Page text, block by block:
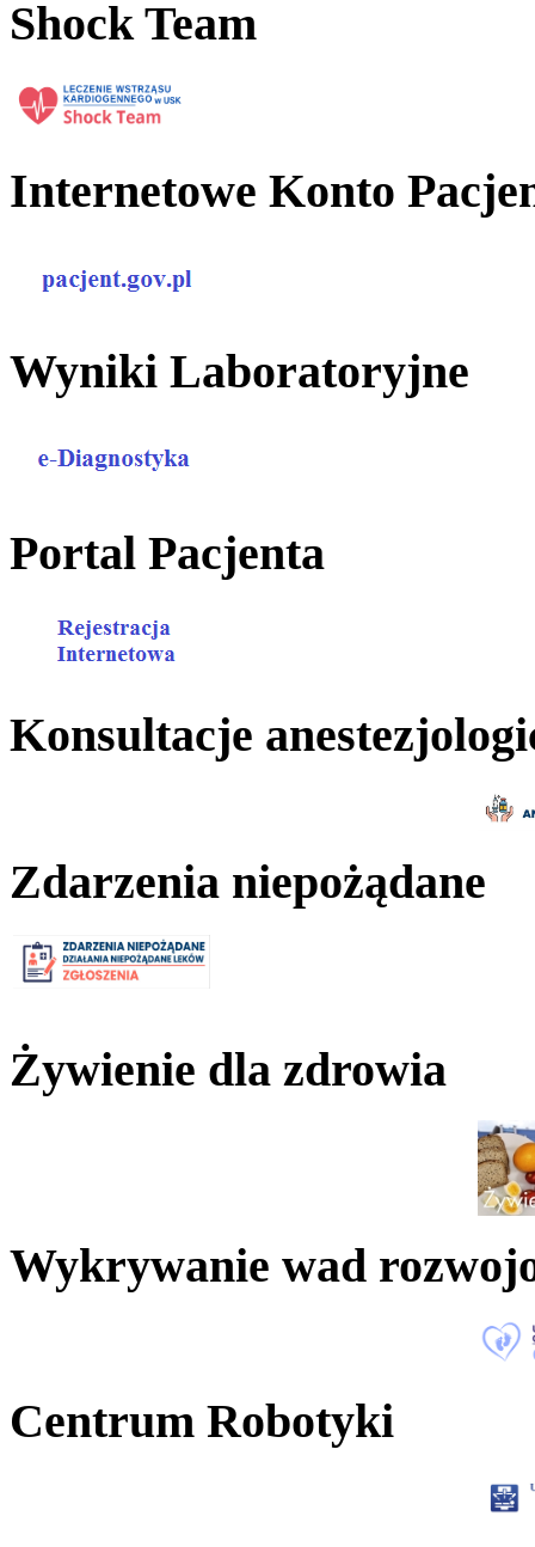
Shock Team
Internetowe Konto
Wyniki Laboratoryjne
Portal Pacjenta
Konsultacje
Zdarzenia niepożądane
Żywienie dla zdrowia
Wykrywanie wad
Centrum Robotyki